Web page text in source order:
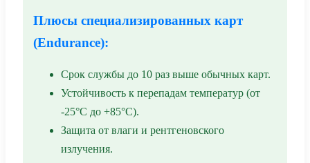
Плюсы специализированных карт
(Endurance):
Срок службы до 10 раз выше обычных карт.
Устойчивость к перепадам температур (от
-25°C до +85°C).
Защита от влаги и рентгеновского
излучения.